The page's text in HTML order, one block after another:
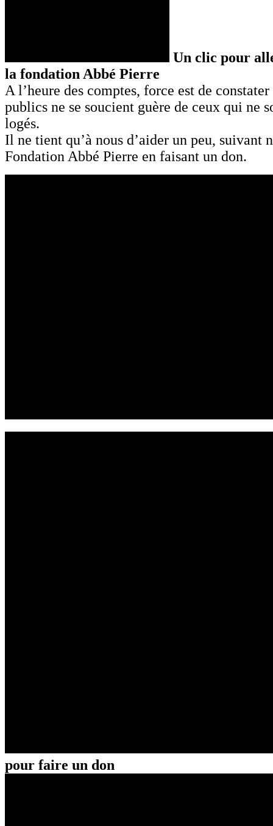
Un clic pour
la fondation Abbé Pierre
A l’heure des comptes, force est de
publics ne se soucient guère de ceux qui ne
logés.
Il ne tient qu’à nous d’aider un peu, suivant
Fondation Abbé Pierre en faisant un don.
pour faire un don